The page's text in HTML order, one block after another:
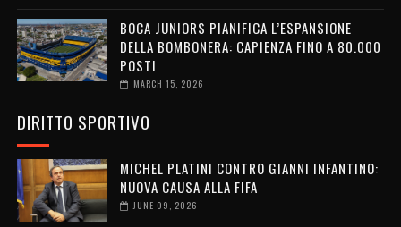
BOCA JUNIORS PIANIFICA L’ESPANSIONE
DELLA BOMBONERA: CAPIENZA FINO A 80.000
POSTI
MARCH 15, 2026
DIRITTO SPORTIVO
MICHEL PLATINI CONTRO GIANNI INFANTINO:
NUOVA CAUSA ALLA FIFA
JUNE 09, 2026